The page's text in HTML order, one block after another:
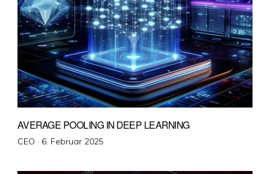
AVERAGE POOLING IN DEEP LEARNING
CEO · Veröffentlicht
6. Februar 2025